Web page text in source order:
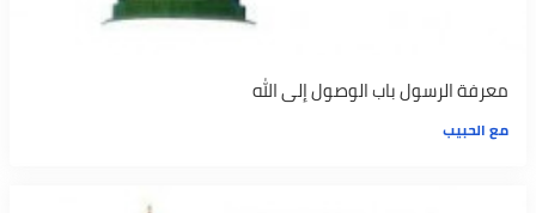
معرفة الرسول باب الوصول إلى الله
مع الحبيب